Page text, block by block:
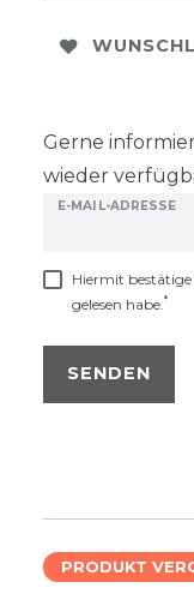
Gerne
wieder
E-MAIL-ADRESSE
Hiermit bestätige
gelesen habe. *
SENDEN
PRODUKT